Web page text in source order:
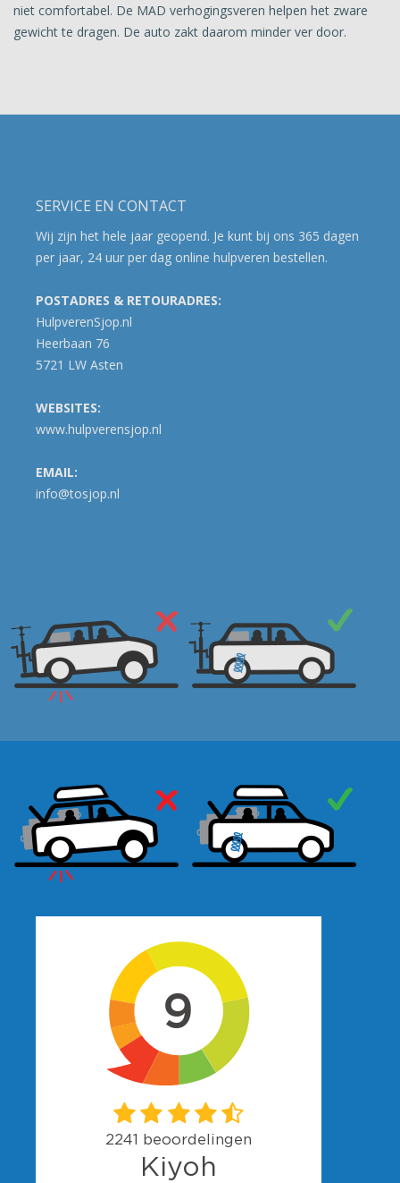
niet comfortabel. De MAD verhogingsveren helpen het zware
gewicht te dragen. De auto zakt daarom minder ver door.
SERVICE EN CONTACT
Wij zijn het hele jaar geopend. Je kunt bij ons 365 dagen
per jaar, 24 uur per dag online hulpveren bestellen.
POSTADRES & RETOURADRES:
HulpverenSjop.nl
Heerbaan 76
5721 LW Asten
WEBSITES:
www.hulpverensjop.nl
EMAIL:
info@tosjop.nl